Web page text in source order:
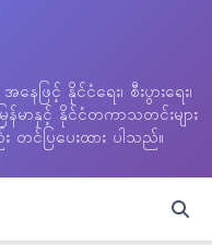
ဖြင့် နိုင်ငံရေး၊ စီးပွားရေး၊
န်မာနှင့် နိုင်ငံတကာသတင်းများ
င်ပြပေးထား ပါသည်။